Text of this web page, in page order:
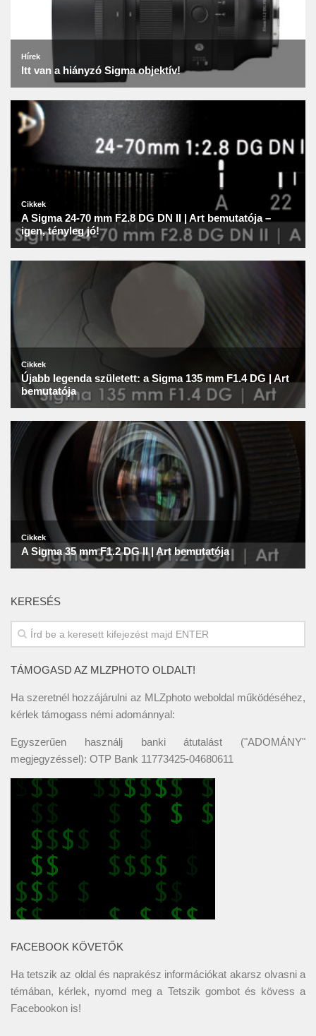
KERESÉS
TÁMOGASD AZ MLZPHOTO OLDALT!
Ha szeretnél hozzájárulni az MLZphoto weboldal működéséhez,
kérlek támogass némi adománnyal:
Egyszerűen használj banki átutalást ("ADOMÁNY"
megjegyzéssel): OTP Bank 11773425-04680611
FACEBOOK KÖVETŐK
Ha tetszik az oldal és naprakész információkat akarsz olvasni a
témában, kérlek, nyomd meg a Tetszik gombot és kövess a
Facebookon is!